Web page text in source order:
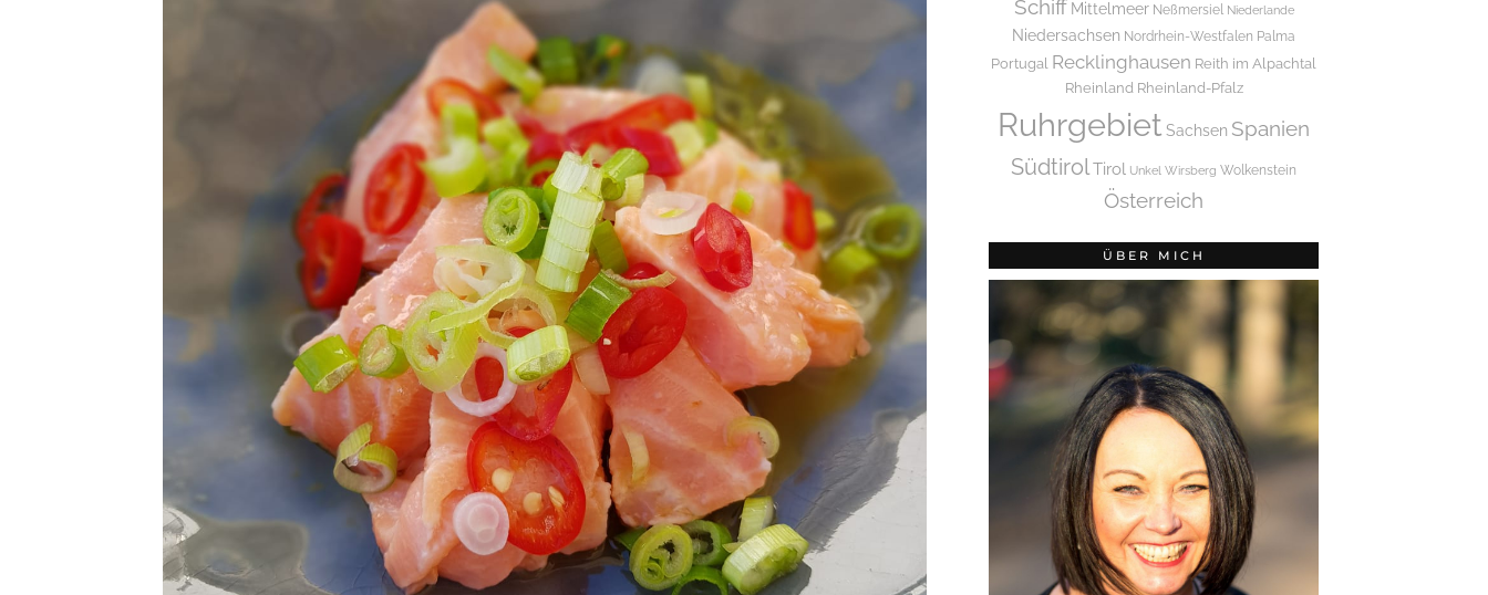
Schiff Mittelmeer Neßmersiel Niederlande
Niedersachsen Nordrhein-Westfalen Palma
Portugal Recklinghausen Reith im Alpachtal
Rheinland Rheinland-Pfalz
Ruhrgebiet Sachsen Spanien
SüdtirolTirol Unkel Wirsberg Wolkenstein
Österreich
ÜBER MICH